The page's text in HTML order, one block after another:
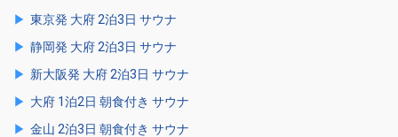
東京発 大府 2泊3日 サウナ
静岡発 大府 2泊3日 サウナ
新大阪発 大府 2泊3日 サウナ
大府 1泊2日 朝食付き サウナ
金山 2泊3日 朝食付き サウナ